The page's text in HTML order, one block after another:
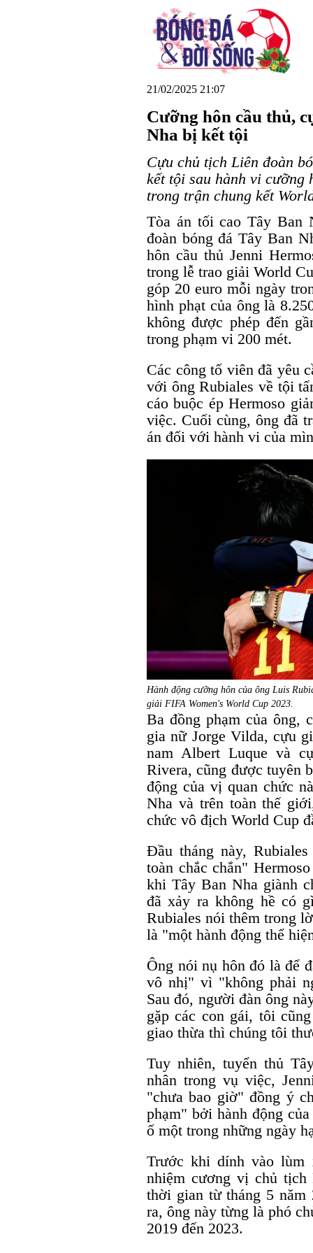
21/02/2025 21:07
Cưỡng hôn cầu thủ,
Nha bị kết tội
Cựu chủ tịch Liên đoàn
kết tội sau hành vi cưỡng
trong trận chung kết
Tòa án tối cao Tây Ban
đoàn bóng đá Tây Ban
hôn cầu thủ Jenni
trong lễ trao giải World
góp 20 euro mỗi ngày
hình phạt của ông là
không được phép đến
trong phạm vi 200 mét.
Các công tố viên đã yêu
với ông Rubiales về tội
cáo buộc ép Hermoso
việc. Cuối cùng, ông đã
án đối với hành vi của
Hành động cưỡng hôn của ông Luis
giải FIFA Women's World Cup 2023.
Ba đồng phạm của ông,
gia nữ Jorge Vilda, cựu
nam Albert Luque và
Rivera, cũng được tuyên
động của vị quan chức
Nha và trên toàn thế
chức vô địch World Cup
Đầu tháng này,
toàn chắc chắn"
khi Tây Ban Nha giành
đã xảy ra không hề có
Rubiales nói thêm trong
là "một hành động thể
Ông nói nụ hôn đó là để
vô nhị" vì "không phải
Sau đó, người đàn ông
gặp các con gái, tôi
giao thừa thì chúng tôi
Tuy nhiên, tuyển thủ
nhân trong vụ việc,
"chưa bao giờ" đồng ý
phạm" bởi hành động
ố một trong những ngày
Trước khi dính vào lùm
nhiệm cương vị chủ
thời gian từ tháng 5 năm
ra, ông này từng là phó
2019 đến 2023.